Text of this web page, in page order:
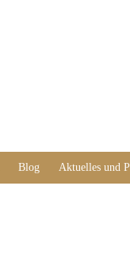
Blog Aktuelles und